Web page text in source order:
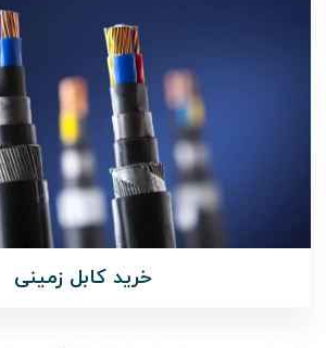
خرید کابل زمینی